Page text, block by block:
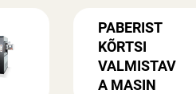
PABERIST
KÕRTSI
VALMISTAV
A MASIN